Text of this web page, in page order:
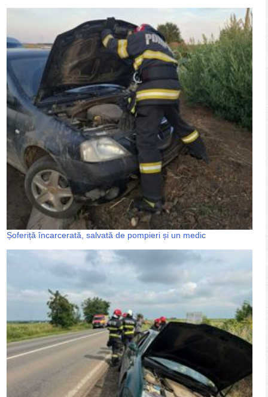
Șoferiță încarcerată, salvată de pompieri și un medic